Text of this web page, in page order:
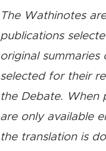
The Wathinotes
publications
original
selected for their
the Debate. When
are only available
the translation is